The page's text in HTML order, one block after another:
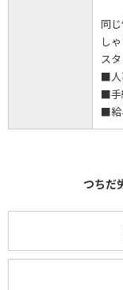
同
し
ス
■人
■手
■給
つちだ